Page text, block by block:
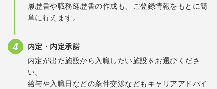
履歴書や職務経歴書の作成も、ご登録情報をもとに簡
単に行えます。
内定・内定承諾
内定が出た施設から入職したい施設をお選びくださ
い。
給与や入職日などの条件交渉などもキャリアアドバイ